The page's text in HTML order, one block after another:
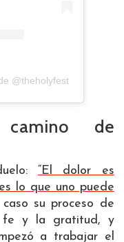
@theholyfest
de
“El dolor es
lo que uno puede
su proceso de
fe y la gratitud, y
a trabajar el